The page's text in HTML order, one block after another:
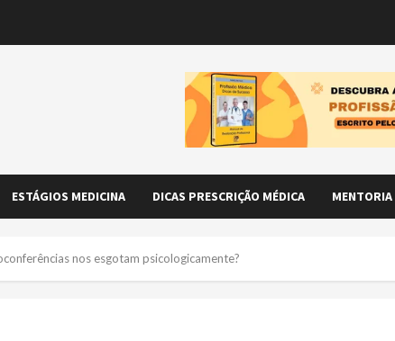
ESTÁGIOS MEDICINA DICAS PRESCRIÇÃO MÉDICA MENTORIA
nos esgotam psicologicamente?